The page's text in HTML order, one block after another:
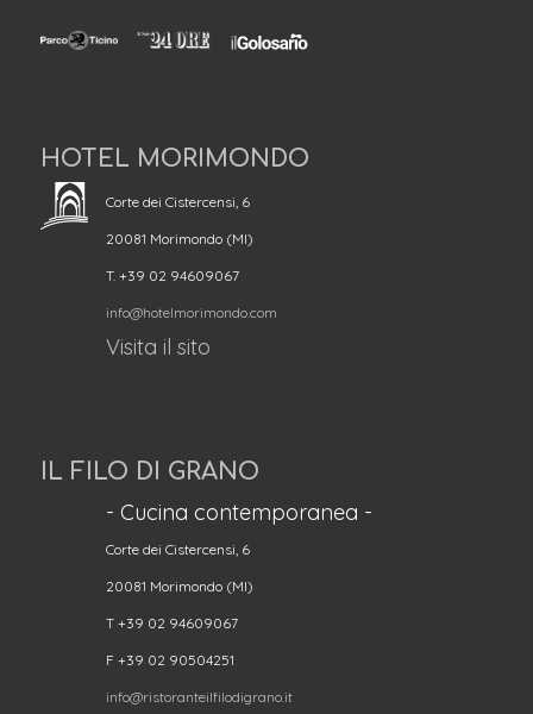
HOTEL MORIMONDO
Corte dei Cistercensi, 6
20081 Morimondo (MI)
T. +39 02 94609067
info@hotelmorimondo.com
Visita il sito
IL FILO DI GRANO
- Cucina contemporanea -
Corte dei Cistercensi, 6
20081 Morimondo (MI)
T +39 02 94609067
F +39 02 90504251
info@ristoranteilfilodigrano.it